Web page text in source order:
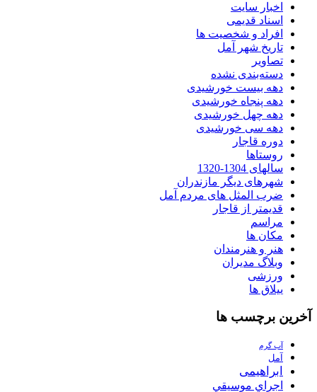
اخبار سایت
اسناد قدیمی
افراد و شخصیت ها
تاریخ شهر آمل
تصاویر
دسته‌بندی نشده
دهه بیست خورشیدی
دهه پنجاه خورشیدی
دهه چهل خورشیدی
دهه سی خورشیدی
دوره قاجار
روستاها
سالهای 1304-1320
شهرهای دیگر مازندران
ضرب المثل های مردم آمل
قدیمتر از قاجار
مراسم
مکان ها
هنر و هنرمندان
وبلاگ مدیران
ورزشی
ییلاق ها
آخرین برچسب ها
آب گرم
آمل
ابراهیمی
اجراي موسيقي